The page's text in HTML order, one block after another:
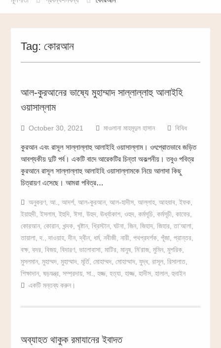
Tag: কোরআন
আল-কুরআনের ভাষ্যে মুহাম্মাদ সাল্লাল্লাহু আলাইহি
ওয়াসাল্লাম
October 30, 2021 মাওলানা মাহমূদুল হাসান বিবিধ
কুরআন এবং রাসূল সাল্লাল্লাহু আলাইহি ওয়াসাল্লাম। ওৎপ্রোতভাবে জড়িত
আবশ্যকীয় দুটি পর্ব। একটি বাদে আরেকটির চিন্তা অকল্পনীয়। তবুও পবিত্র
কুরআনে রাসূল সাল্লাল্লাহু আলাইহি ওয়াসাল্লামকে নিয়ে আলাদা কিছু
চিত্রায়ণ এসেছে। আমরা পবিত্র…
অনুকরণ, আ. আদর্শ, আল-কুরআন, আল-হাদীস, আল্লাহ, আহযাব, ইফক,
ইয়াহুদী, ইসলাম, ইহুদি, ঈসা, উহুদ, ঊর্ধ্বাকাশ, ওহুদ, কর্মসূচি, কর্মসূচী, কাফের,
কোরআন, কোরান, খন্দক, খৃষ্টান, খ্রিস্টান, ঘটনা, জিন, জিহাদ, জিহার,তা‘আলা,
তায়ালা,দ. ,দাওয়াহ,দীন,দ্বীন, ধর্ম, নবীজী, নারী, পথপ্রদর্শক, পূঁজা, প্রান্তর,
বক্ষ, বদর, বিজয়, বিদারণ, ভালোবাসা, মাটির, মানুষ, মি’রাজ, মুমিন, মুশরিক,
মুসলমান, মুহাম্মদ, মুহাম্মাদ, মূর্তি, মোহাম্মদ, মোহাম্মাদ, যুদ্ধ, রাসূল, রিসালাত,
শিক্ষাদান, ষড়যন্ত্র, সম্প্রদায়, সা. হজ্জ, হত্যা, হাজ্জ, হাদীস, হালাল,হুনাইন
একটি মন্তব্য করুন।
অব্যাহত থাকুক রমাযানের ইবাদত